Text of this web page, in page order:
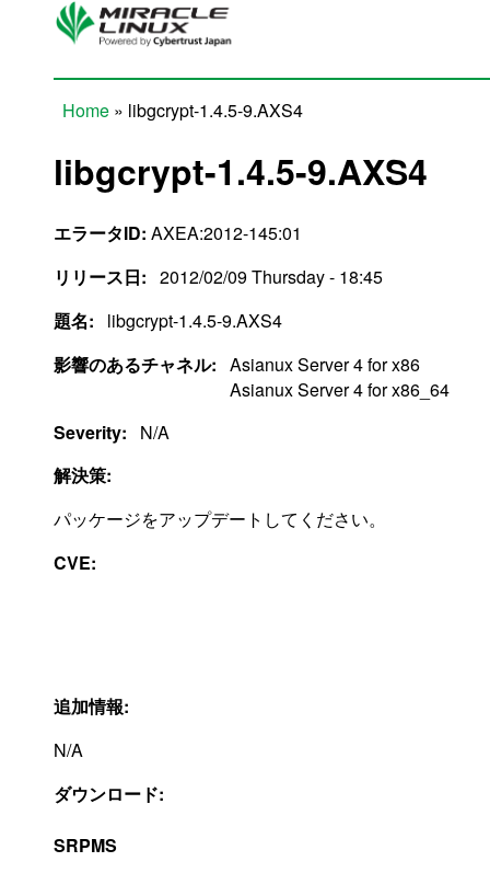
Skip to main content
Home » libgcrypt-1.4.5-9.AXS4
libgcrypt-1.4.5-9.AXS4
エラータID: AXEA:2012-145:01
リリース日: 2012/02/09 Thursday - 18:45
題名:
libgcrypt-1.4.5-9.AXS4
影響のあるチャネル: Asianux Server 4 for x86
Asianux Server 4 for x86_64
Severity:
N/A
解決策:
パッケージをアップデートしてください。
CVE:
追加情報:
N/A
ダウンロード:
SRPMS